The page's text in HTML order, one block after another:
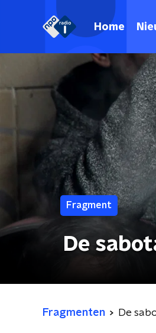
Home
Fragment
De
Fragmenten De